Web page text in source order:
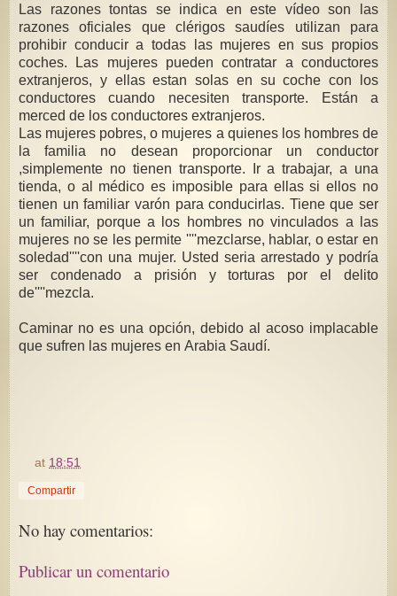
Las razones tontas se indica en este vídeo son las
razones oficiales que clérigos saudíes utilizan para
prohibir conducir a todas las mujeres en sus propios
coches. Las mujeres pueden contratar a conductores
extranjeros, y ellas estan solas en su coche con los
conductores cuando necesiten transporte. Están a
merced de los conductores extranjeros.
Las mujeres pobres, o mujeres a quienes los hombres de
la familia no desean proporcionar un conductor
,simplemente no tienen transporte. Ir a trabajar, a una
tienda, o al médico es imposible para ellas si ellos no
tienen un familiar varón para conducirlas. Tiene que ser
un familiar, porque a los hombres no vinculados a las
mujeres no se les permite ''''mezclarse, hablar, o estar en
soledad''''con una mujer. Usted seria arrestado y podría
ser condenado a prisión y torturas por el delito
de''''mezcla.
Caminar no es una opción, debido al acoso implacable
que sufren las mujeres en Arabia Saudí.
at 18:51
Compartir
No hay comentarios:
Publicar un comentario